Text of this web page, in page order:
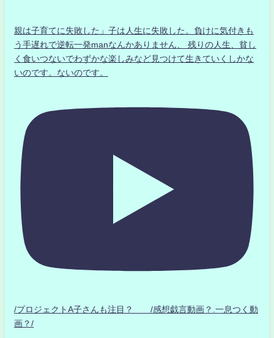
親は子育てに失敗した」子は人生に失敗した。負けに気付きも
う手遅れで逆転一発manなんかありません、 残りの人生、貧し
く食いつないでわずかな楽しみなど見つけて生きていくしかな
いのです。ないのです。
/プロジェクトA子さんも注目？ /感想戯言動画？.一息つく動
画？/